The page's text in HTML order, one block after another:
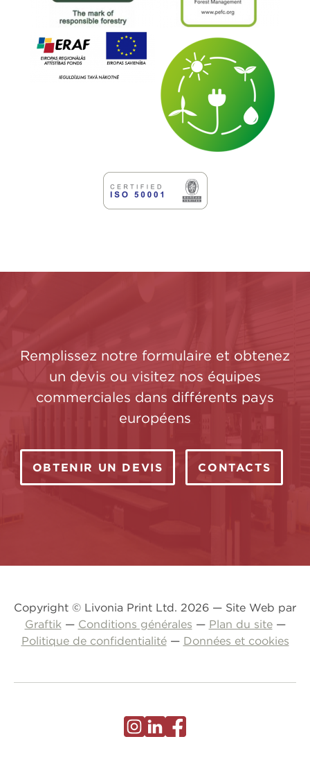
Remplissez notre formulaire et obtenez
un devis ou visitez nos équipes
commerciales dans différents pays
européens
OBTENIR UN DEVIS CONTACTS
Copyright © Livonia Print Ltd. 2026 — Site Web par
Graftik— Conditions générales — Plan du site—
Politique de confidentialité— Données et cookies